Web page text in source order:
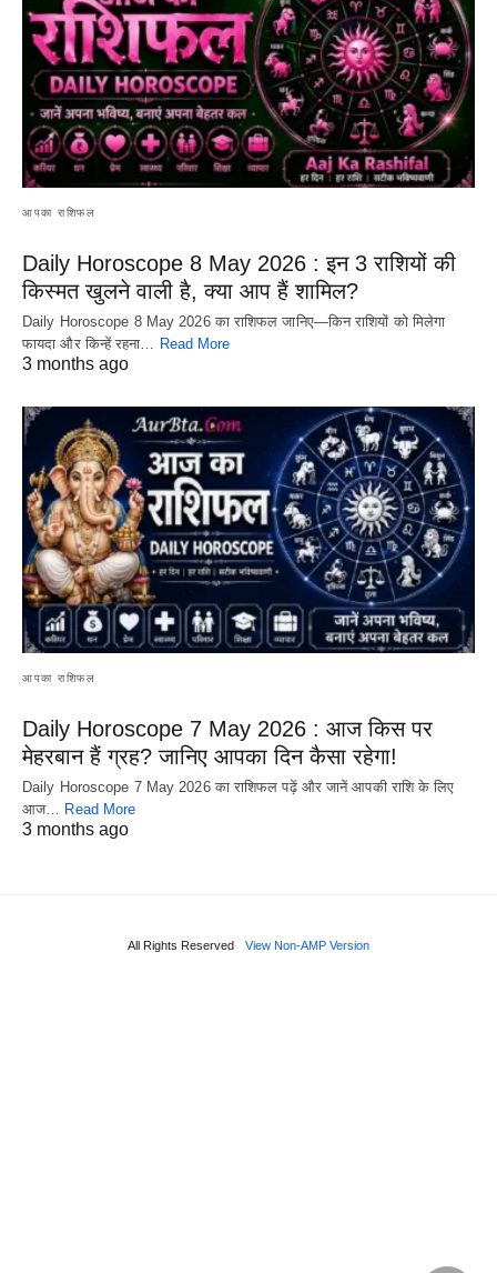
आपका राशिफल
Daily Horoscope 8 May 2026 : इन 3 राशियों की
किस्मत खुलने वाली है, क्या आप हैं शामिल?
Daily Horoscope 8 May 2026 का राशिफल जानिए—किन राशियों को मिलेगा
फायदा और किन्हें रहना…
Read More
3 months ago
आपका राशिफल
Daily Horoscope 7 May 2026 : आज किस पर
मेहरबान हैं ग्रह? जानिए आपका दिन कैसा रहेगा!
Daily Horoscope 7 May 2026 का राशिफल पढ़ें और जानें आपकी राशि के लिए
आज… Read More
3 months ago
All Rights Reserved View Non-AMP Version